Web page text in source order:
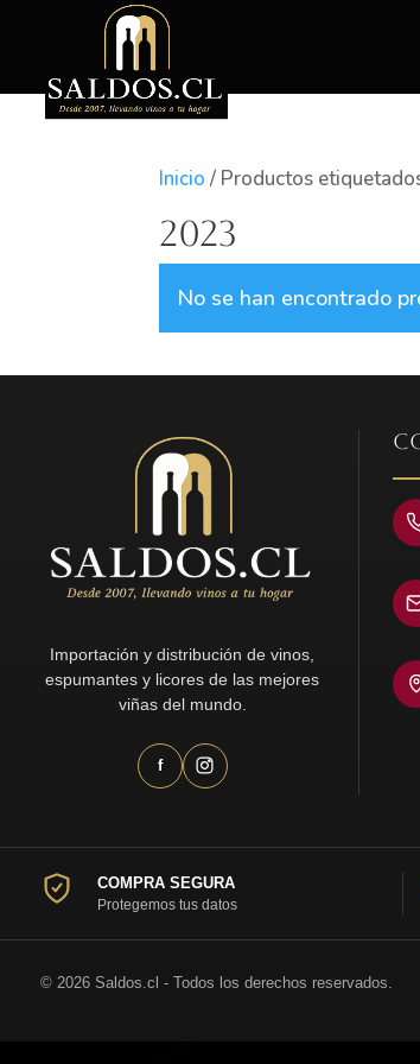
Inicio / Productos
2023
No se han encontrado
Importación y distribución de vinos,
espumantes y licores de las mejores
viñas del mundo.
f
COMPRA SEGURA
Protegemos tus datos
© 2026 Saldos.cl - Todos los derechos reservados.